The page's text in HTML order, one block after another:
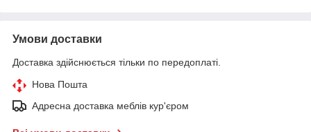
Умови доставки
Доставка здійснюється тільки по передоплаті.
Нова Пошта
Адресна доставка меблів кур'єром